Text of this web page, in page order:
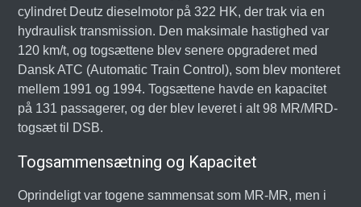
cylindret Deutz dieselmotor på 322 HK, der trak via en
hydraulisk transmission. Den maksimale hastighed var
120 km/t, og togsættene blev senere opgraderet med
Dansk ATC (Automatic Train Control), som blev monteret
mellem 1991 og 1994. Togsættene havde en kapacitet
på 131 passagerer, og der blev leveret i alt 98 MR/MRD-
togsæt til DSB.
Togsammensætning og Kapacitet
Oprindeligt var togene sammensat som MR-MR, men i